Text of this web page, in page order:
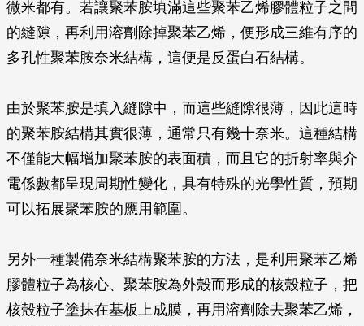
微米都有。若讓聚苯胺填滿這些聚苯乙烯膠體粒子之間
的縫隙，再利用溶劑除掉聚苯乙烯，便形成三維有序的
多孔性聚苯胺奈米結構，這便是反蛋白石結構。
由於聚苯胺是填入縫隙中，而這些縫隙很薄，因此這時
的聚苯胺結構其實很薄，通常只有幾十奈米。這種結構
不僅能大幅增加聚苯胺的表面積，而且它的折射率與介
電係數都呈現周期性變化，具有特殊的光學性質，預期
可以拓展聚苯胺的應用範圍。
另外一種製備奈米結構聚苯胺的方法，是利用聚苯乙烯
膠體粒子為核心、聚苯胺為外殼而形成的核殼粒子，把
核殼粒子塗抹在基板上成膜，再用溶劑除去聚苯乙烯，